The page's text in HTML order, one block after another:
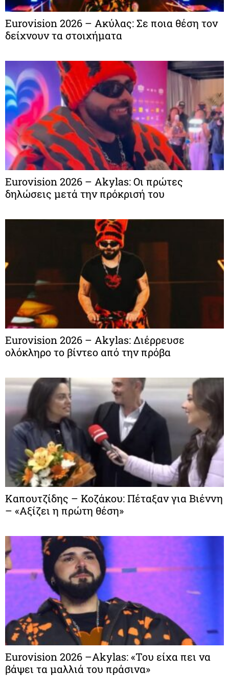
Eurovision 2026 – Ακύλας: Σε ποια θέση τον
δείχνουν τα στοιχήματα
Eurovision 2026 – Akylas: Οι πρώτες
δηλώσεις μετά την πρόκρισή του
Eurovision 2026 – Akylas: Διέρρευσε
ολόκληρο το βίντεο από την πρόβα
Καπουτζίδης – Κοζάκου: Πέταξαν για Βιέννη
– «Αξίζει η πρώτη θέση»
Eurovision 2026 –Akylas: «Του είχα πει να
βάψει τα μαλλιά του πράσινα»